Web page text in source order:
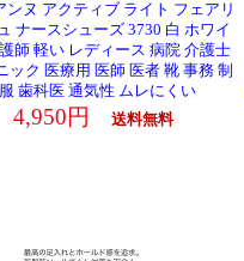
ンヌ アクティブ ライト フェアリ
ナースシューズ 3730 白 ホワイ
護師 軽い レディース 病院 介護士
ック 医療用 医師 医者 靴 事務 制
服 歯科医 通気性 ムレにくい
4,950円 送料無料